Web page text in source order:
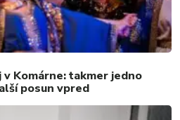
Komárne: takmer jedno
posun vpred